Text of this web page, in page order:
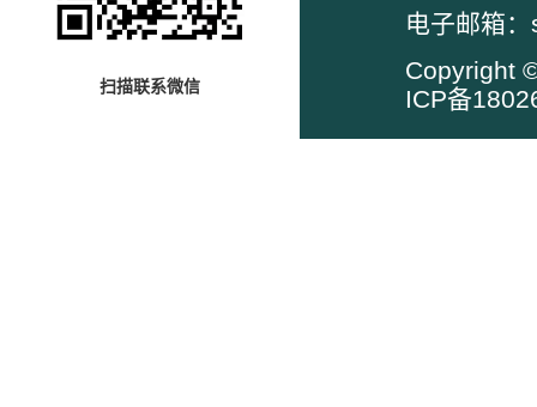
扫描联系微信
电子邮箱
Copyright
ICP备